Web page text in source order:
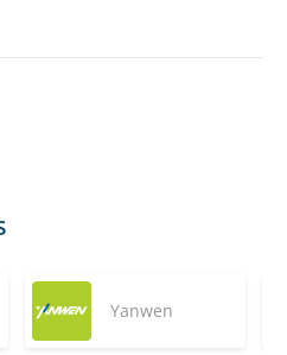
Yanwen